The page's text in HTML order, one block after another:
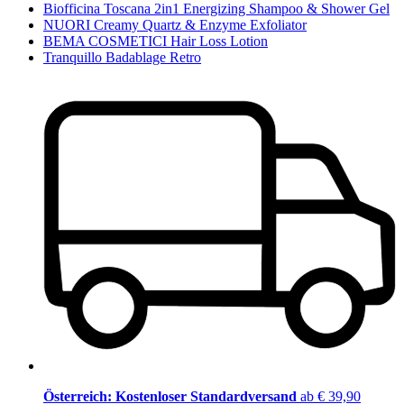
Biofficina Toscana 2in1 Energizing Shampoo & Shower Gel
NUORI Creamy Quartz & Enzyme Exfoliator
BEMA COSMETICI Hair Loss Lotion
Tranquillo Badablage Retro
Österreich: Kostenloser Standardversand ab € 39,90